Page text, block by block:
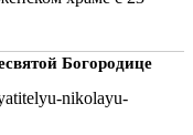
Богородице